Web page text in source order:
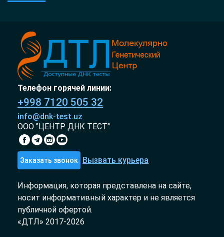
Телефон горячей линии:
+998 7120 505 32
info@dnk-test.uz
ООО "ЦЕНТР ДНК ТЕСТ"
Заказать звонок Вызвать курьера
Информация, которая представлена на сайте,
носит информативный характер и не является
публичной офертой.
«ДТЛ» 2017-2026